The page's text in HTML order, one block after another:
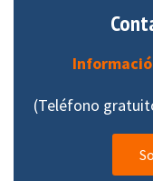
(Teléfono